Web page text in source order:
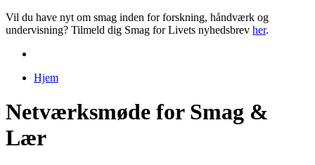
Vil du have nyt om smag inden for forskning, håndværk og
undervisning? Tilmeld dig Smag for Livets nyhedsbrev her.
Hjem
Netværksmøde for Smag &
Lær